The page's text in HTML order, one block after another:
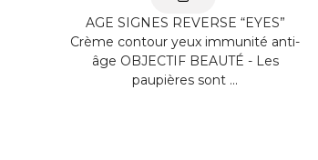
AGE SIGNES REVERSE “EYES”
Crème contour yeux immunité anti-
âge OBJECTIF BEAUTÉ - Les
paupières sont ...